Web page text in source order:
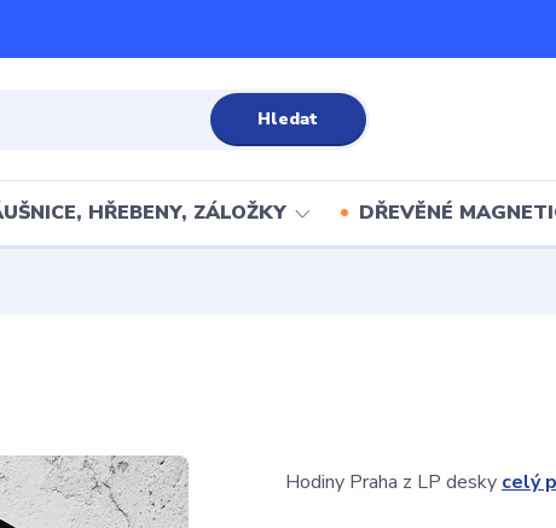
Hledat
HŘEBENY, ZÁLOŽKY DŘEVĚNÉ
Hodiny Praha z LP desky celý